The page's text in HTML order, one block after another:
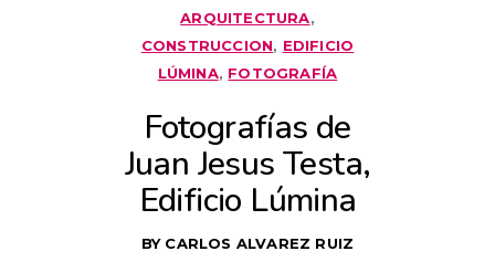
ARQUITECTURA,
CONSTRUCCION, EDIFICIO
LÚMINA, FOTOGRAFÍA
Fotografías de
Juan Jesus Testa,
Edificio Lúmina
BY CARLOS ALVAREZ RUIZ